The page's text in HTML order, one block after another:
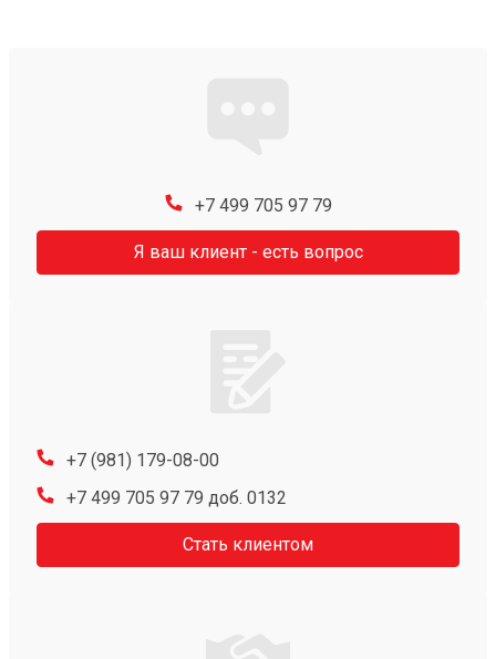
+7 499 705 97 79
Я ваш клиент - есть вопрос
+7 (981) 179-08-00
+7 499 705 97 79 доб. 0132
Стать клиентом